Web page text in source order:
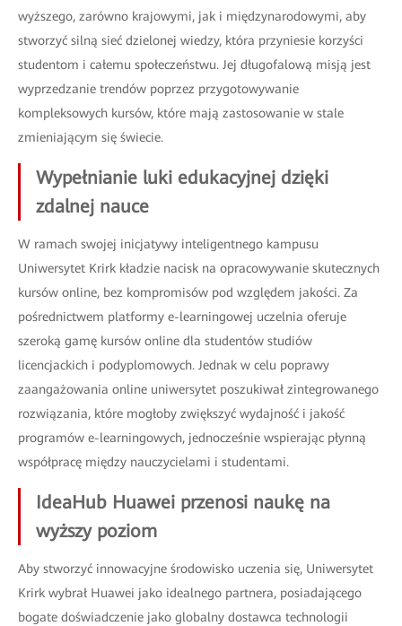
wyższego, zarówno krajowymi, jak i międzynarodowymi, aby
stworzyć silną sieć dzielonej wiedzy, która przyniesie korzyści
studentom i całemu społeczeństwu. Jej długofalową misją jest
wyprzedzanie trendów poprzez przygotowywanie
kompleksowych kursów, które mają zastosowanie w stale
zmieniającym się świecie.
Wypełnianie luki edukacyjnej dzięki
zdalnej nauce
W ramach swojej inicjatywy inteligentnego kampusu
Uniwersytet Krirk kładzie nacisk na opracowywanie skutecznych
kursów online, bez kompromisów pod względem jakości. Za
pośrednictwem platformy e-learningowej uczelnia oferuje
szeroką gamę kursów online dla studentów studiów
licencjackich i podyplomowych. Jednak w celu poprawy
zaangażowania online uniwersytet poszukiwał zintegrowanego
rozwiązania, które mogłoby zwiększyć wydajność i jakość
programów e-learningowych, jednocześnie wspierając płynną
współpracę między nauczycielami i studentami.
IdeaHub Huawei przenosi naukę na
wyższy poziom
Aby stworzyć innowacyjne środowisko uczenia się, Uniwersytet
Krirk wybrał Huawei jako idealnego partnera, posiadającego
bogate doświadczenie jako globalny dostawca technologii